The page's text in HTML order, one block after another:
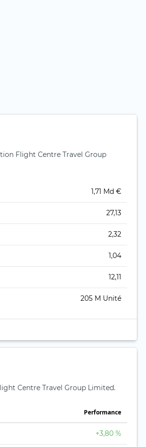
Flight Centre Travel Group
1,71 Md €
27,13
2,32
1,04
12,11
205 M Unité
Centre Travel Group Limited.
Performance
+3,80 %